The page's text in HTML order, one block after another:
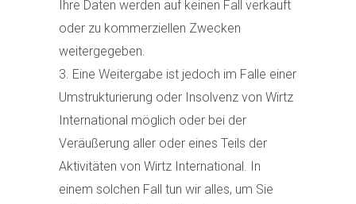
Ihre Daten werden auf keinen Fall verkauft
oder zu kommerziellen Zwecken
weitergegeben.
Eine Weitergabe ist jedoch im Falle einer
Umstrukturierung oder Insolvenz von Wirtz
International möglich oder bei der
Veräußerung aller oder eines Teils der
Aktivitäten von Wirtz International. In
einem solchen Fall tun wir alles, um Sie